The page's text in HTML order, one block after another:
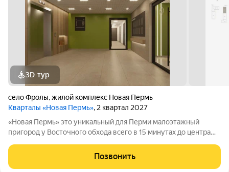
3D-тур
село Фролы,жилой комплекс Новая Пермь
Кварталы «Новая Пермь», 2 квартал 2027
«Новая Пермь» это уникальный для Перми малоэтажный
пригород у Восточного обхода всего в 15 минутах до центра
государственной программы КРТ. Сочетает в себе
преимущества загородной жизни с комфортом
Позвонить